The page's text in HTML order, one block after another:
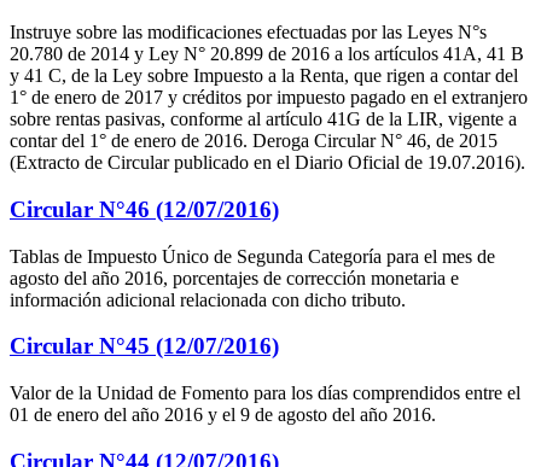
Instruye sobre las modificaciones efectuadas por las Leyes N°s
20.780 de 2014 y Ley N° 20.899 de 2016 a los artículos 41A, 41 B
y 41 C, de la Ley sobre Impuesto a la Renta, que rigen a contar del
1° de enero de 2017 y créditos por impuesto pagado en el extranjero
sobre rentas pasivas, conforme al artículo 41G de la LIR, vigente a
contar del 1° de enero de 2016. Deroga Circular N° 46, de 2015
(Extracto de Circular publicado en el Diario Oficial de 19.07.2016).
Circular N°46 (12/07/2016)
Tablas de Impuesto Único de Segunda Categoría para el mes de
agosto del año 2016, porcentajes de corrección monetaria e
información adicional relacionada con dicho tributo.
Circular N°45 (12/07/2016)
Valor de la Unidad de Fomento para los días comprendidos entre el
01 de enero del año 2016 y el 9 de agosto del año 2016.
Circular N°44 (12/07/2016)